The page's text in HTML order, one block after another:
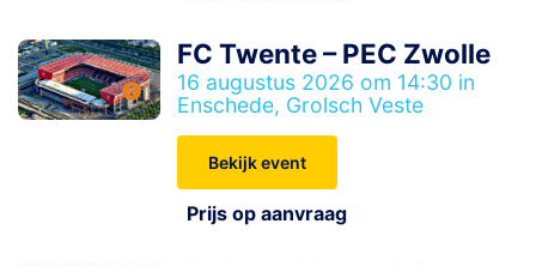
FC Twente – PEC Zwolle
16 augustus 2026 om 14:30 in
Enschede, Grolsch Veste
Bekijk event
Prijs op aanvraag